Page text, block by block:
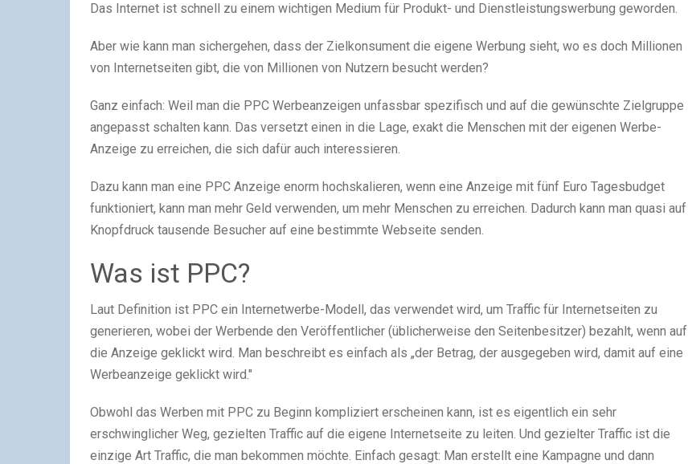
Das Internet ist schnell zu einem wichtigen Medium für Produkt- und Dienstleistungswerbung geworden.
Aber wie kann man sichergehen, dass der Zielkonsument die eigene Werbung sieht, wo es doch Millionen
von Internetseiten gibt, die von Millionen von Nutzern besucht werden?
Ganz einfach: Weil man die PPC Werbeanzeigen unfassbar spezifisch und auf die gewünschte Zielgruppe
angepasst schalten kann. Das versetzt einen in die Lage, exakt die Menschen mit der eigenen Werbe-
Anzeige zu erreichen, die sich dafür auch interessieren.
Dazu kann man eine PPC Anzeige enorm hochskalieren, wenn eine Anzeige mit fünf Euro Tagesbudget
funktioniert, kann man mehr Geld verwenden, um mehr Menschen zu erreichen. Dadurch kann man quasi auf
Knopfdruck tausende Besucher auf eine bestimmte Webseite senden.
Was ist PPC?
Laut Definition ist PPC ein Internetwerbe-Modell, das verwendet wird, um Traffic für Internetseiten zu
generieren, wobei der Werbende den Veröffentlicher (üblicherweise den Seitenbesitzer) bezahlt, wenn auf
die Anzeige geklickt wird. Man beschreibt es einfach als „der Betrag, der ausgegeben wird, damit auf eine
Werbeanzeige geklickt wird."
Obwohl das Werben mit PPC zu Beginn kompliziert erscheinen kann, ist es eigentlich ein sehr
erschwinglicher Weg, gezielten Traffic auf die eigene Internetseite zu leiten. Und gezielter Traffic ist die
einzige Art Traffic, die man bekommen möchte. Einfach gesagt: Man erstellt eine Kampagne und dann